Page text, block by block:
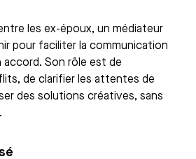
les ex-époux, un médiateur
pour faciliter la communication
Son rôle est de
de clarifier les attentes de
des solutions créatives, sans